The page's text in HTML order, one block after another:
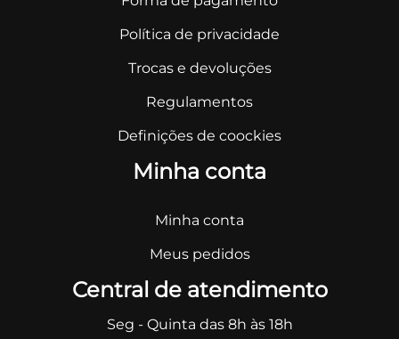
Política de privacidade
Trocas e devoluções
Regulamentos
Definições de coockies
Minha conta
Minha conta
Meus pedidos
Central de atendimento
Seg - Quinta das 8h às 18h